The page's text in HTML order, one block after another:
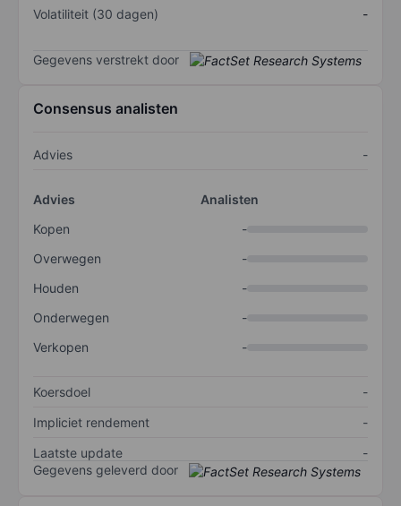
Volatiliteit (30 dagen)
-
Gegevens verstrekt door
Consensus analisten
Advies -
Advies
Analisten
Kopen
-
Overwegen
-
Houden
-
Onderwegen
-
Verkopen
-
Koersdoel
-
Impliciet rendement
-
Laatste update
-
Gegevens geleverd door